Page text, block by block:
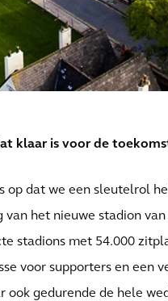
klaar is voor de
op dat we een sleutelrol
van het nieuwe stadion
stadions met 54.000
voor supporters en een
ook gedurende de hele